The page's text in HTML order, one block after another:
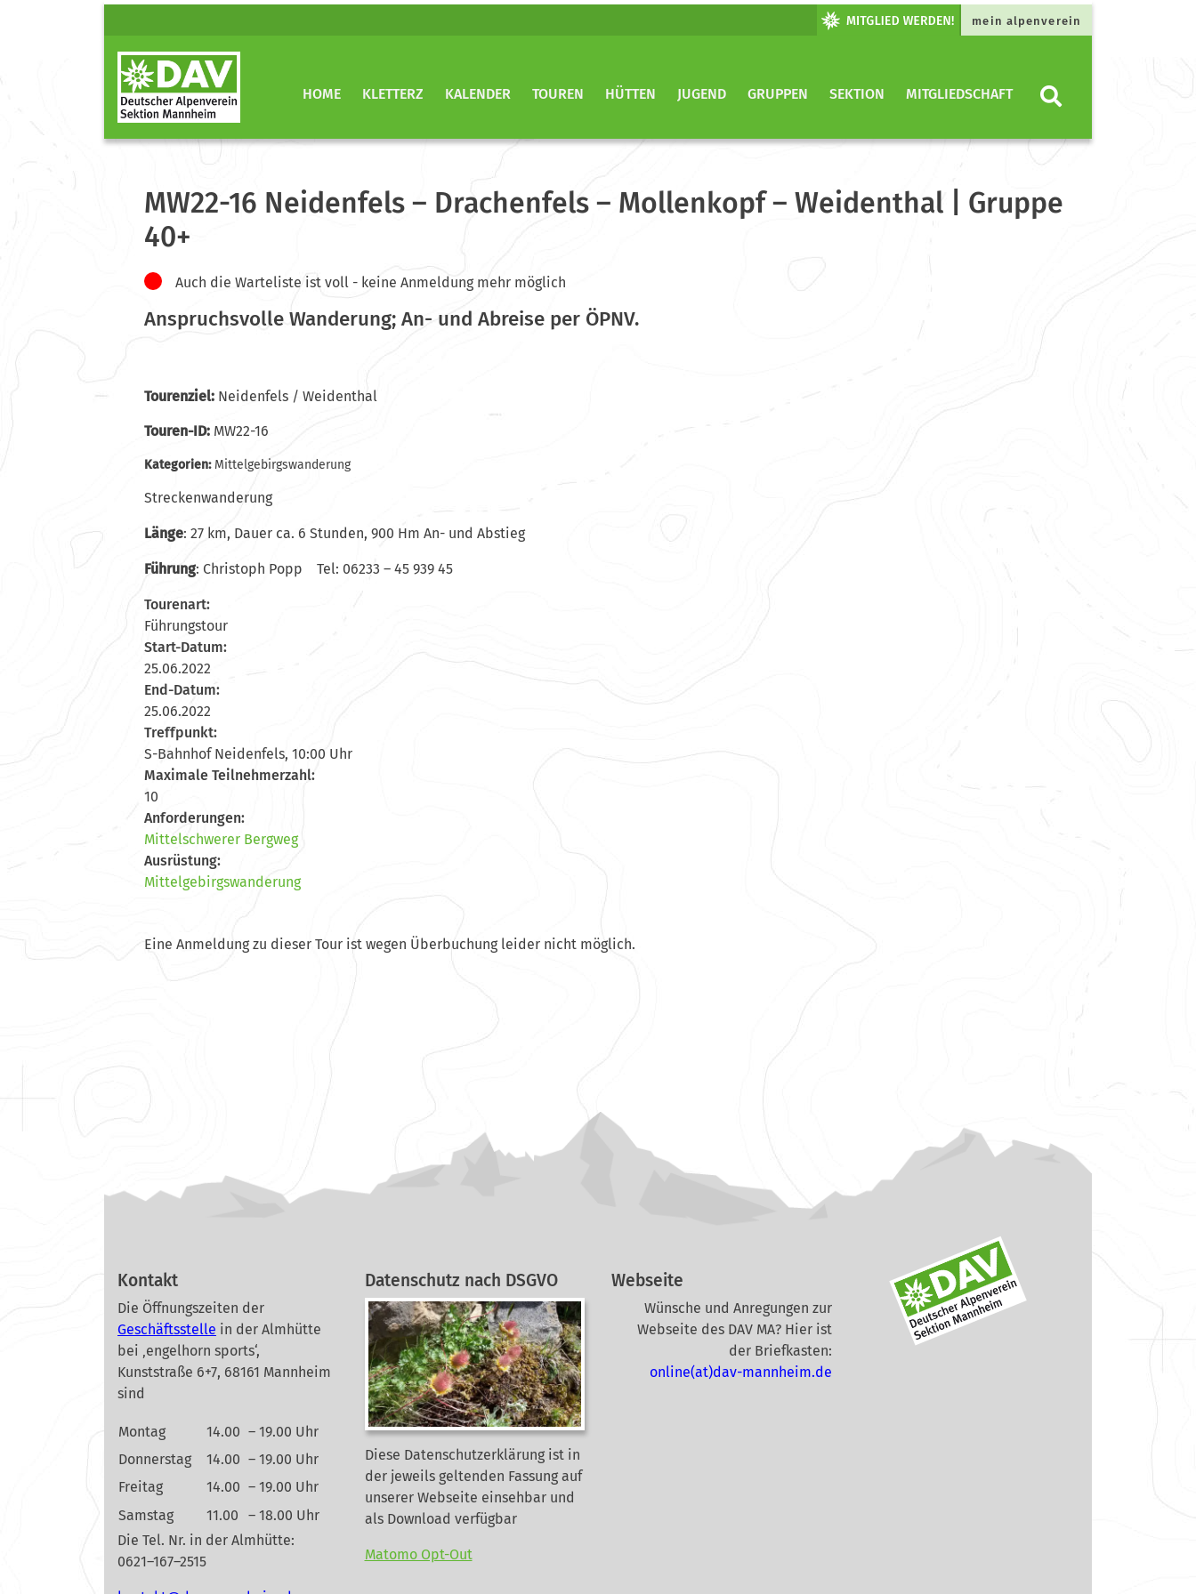
mein alpenverein
HOME KLETTERZ KALENDER TOUREN HÜTTEN JUGEND GRUPPEN SEKTION MITGLIEDSCHAFT
MW22-16 Neidenfels – Drachenfels – Mollenkopf – Weidenthal | Gruppe
40+
Auch die Warteliste ist voll - keine Anmeldung mehr möglich
Anspruchsvolle Wanderung; An- und Abreise per ÖPNV.
Tourenziel: Neidenfels / Weidenthal
Touren-ID: MW22-16
Kategorien: Mittelgebirgswanderung
Streckenwanderung
Länge: 27 km, Dauer ca. 6 Stunden, 900 Hm An- und Abstieg
Führung: Christoph Popp Tel: 06233 – 45 939 45
Tourenart:
Führungstour
Start-Datum:
25.06.2022
End-Datum:
25.06.2022
Treffpunkt:
S-Bahnhof Neidenfels, 10:00 Uhr
Maximale Teilnehmerzahl:
10
Anforderungen:
Mittelschwerer Bergweg
Ausrüstung:
Mittelgebirgswanderung
Eine Anmeldung zu dieser Tour ist wegen Überbuchung leider nicht möglich.
Kontakt
Die Öffnungszeiten der
Geschäftsstelle in der Almhütte
bei ‚engelhorn sports‘,
Kunststraße 6+7, 68161 Mannheim
sind
Montag 14.00 – 19.00 Uhr
Donnerstag
14.00 – 19.00 Uhr
Freitag
14.00 – 19.00 Uhr
Samstag
11.00
– 18.00 Uhr
Die Tel. Nr. in der Almhütte:
0621–167–2515
Datenschutz nach DSGVO
Diese Datenschutzerklärung ist in
der jeweils geltenden Fassung auf
unserer Webseite einsehbar und
als Download verfügbar
Matomo Opt-Out
Webseite
Wünsche und Anregungen zur
Webseite des DAV MA? Hier ist
der Briefkasten:
online(at)dav-mannheim.de